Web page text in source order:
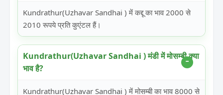
Kundrathur(Uzhavar Sandhai ) में कद्दू का भाव 2000 से
2010 रूपये प्रति कुएंटल हैं।
Kundrathur(Uzhavar Sandhai ) मंडी में मोसम्बी क्या
भाव है?
Kundrathur(Uzhavar Sandhai ) में मोसम्बी का भाव 8000 से